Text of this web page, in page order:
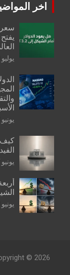
اخر
سعر
يوليو 30, 2026
يونيو 28, 2026
كيف
يونيو 17, 2026
يونيو 8, 2026
© 2026